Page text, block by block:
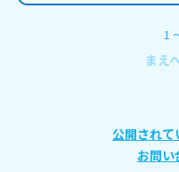
1
まえ
公開されて
お問い